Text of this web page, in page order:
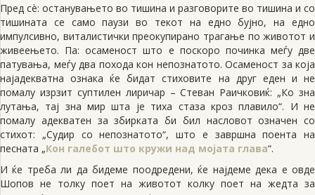
Пред сè: останувањето во тишина и разговорите во тишина и со
тишината се само паузи во текот на едно бујно, на едно
импулсивно, виталистички преокупирано трагање по животот и
живеењето. Па: осаменост што е поскоро починка меѓу две
патувања, меѓу два похода кон непознатото. Осаменост за која
најадекватна ознака ќе бидат стиховите на друг еден и не
помалу изрзит суптилен лиричар – Стеван Раичковиќ: „Ко зна
лутања, тај зна мир шта је тиха стаза кроз плавило“. И не
помалу адекватен за збирката би бил насловот означен со
стихот: „Судир со непознатото“, што е завршна поента на
песната „Кон галебот што кружи над мојата глава“.
И ќе треба ли да бидеме поодредени, ќе најдеме дека е овде
Шопов не толку поет на животот колку поет на жедта за